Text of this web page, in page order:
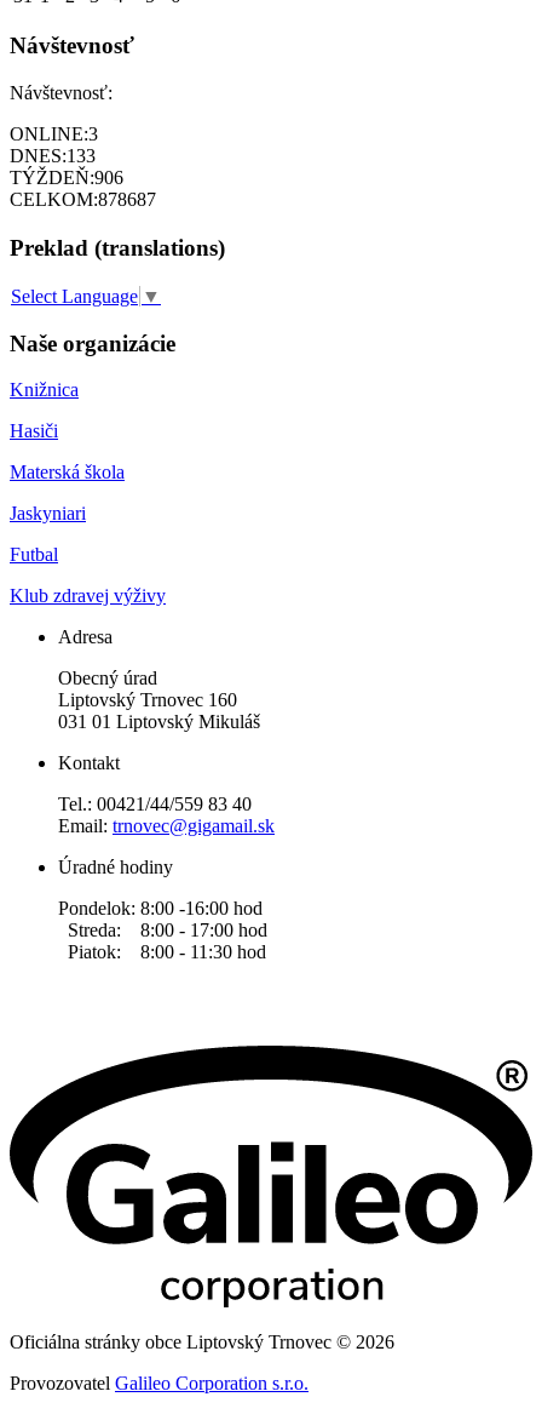
Návštevnosť
Návštevnosť:
ONLINE:3
DNES:133
TÝŽDEŇ:906
CELKOM:878687
Preklad (translations)
Select Language ▼
Naše organizácie
Knižnica
Hasiči
Materská škola
Jaskyniari
Futbal
Klub zdravej výživy
Adresa
Obecný úrad
Liptovský Trnovec 160
031 01 Liptovský Mikuláš
Kontakt
Tel.: 00421/44/559 83 40
Email: trnovec@gigamail.sk
Úradné hodiny
Pondelok: 8:00 -16:00 hod
Streda: 8:00 - 17:00 hod
Piatok: 8:00 - 11:30 hod
Oficiálna stránky obce Liptovský Trnovec © 2026
Provozovatel Galileo Corporation s.r.o.